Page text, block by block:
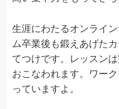
生涯にわたるオンライ
ム卒業後も鍛えあげた
てつけです。レッスン
おこなわれます。ワー
っていますよ。